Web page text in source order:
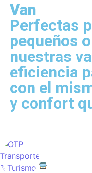
Van
Perfectas
pequeños
nuestras
eficiencia
con el
y confort
🚍Turismo /